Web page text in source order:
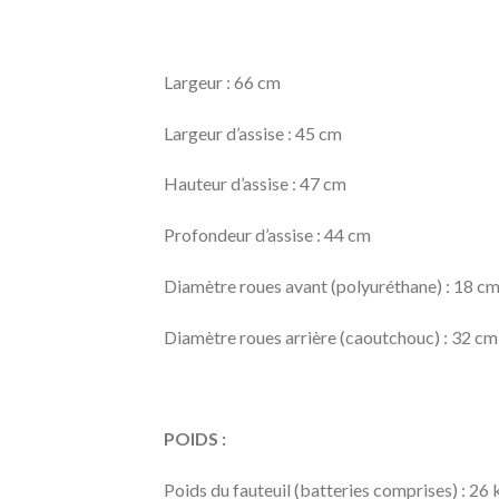
Largeur : 66 cm
Largeur d’assise : 45 cm
Hauteur d’assise : 47 cm
Profondeur d’assise : 44 cm
Diamètre roues avant (polyuréthane) : 18 cm
Diamètre roues arrière (caoutchouc) : 32 cm
POIDS :
Poids du fauteuil (batteries comprises) : 26